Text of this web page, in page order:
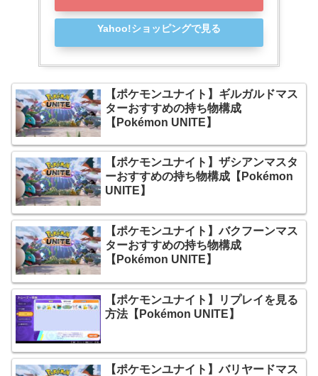
Yahoo!ショッピングで見る
【ポケモンユナイト】ギルガルドマス
ターおすすめの持ち物構成
【Pokémon UNITE】
【ポケモンユナイト】ザシアンマスタ
ーおすすめの持ち物構成【Pokémon
UNITE】
【ポケモンユナイト】バクフーンマス
ターおすすめの持ち物構成
【Pokémon UNITE】
【ポケモンユナイト】リプレイを見る
方法【Pokémon UNITE】
【ポケモンユナイト】バリヤードマス